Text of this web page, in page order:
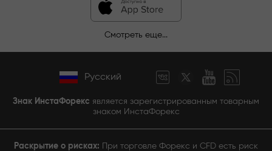
Смотреть еще...
Русский
Знак ИнстаФорекс является зарегистрированным товарным
знаком ИнстаФорекс
Раскрытие о рисках: При торговле Форекс и CFD есть риск